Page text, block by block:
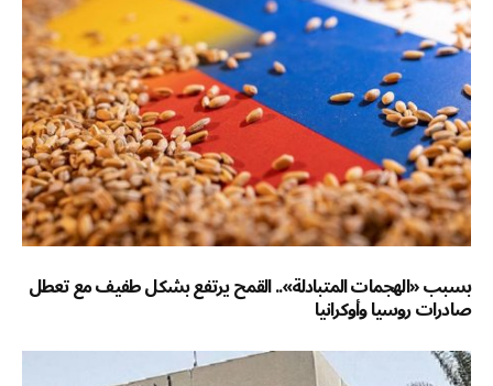
بسبب «الهجمات المتبادلة».. القمح يرتفع بشكل طفيف مع تعطل
صادرات روسيا وأوكرانيا